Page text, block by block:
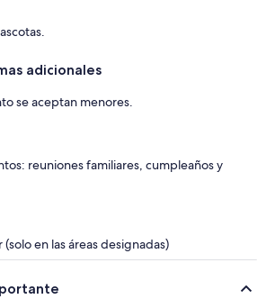
adicionales
se aceptan menores.
reuniones familiares, cumpleaños y
en las áreas designadas)